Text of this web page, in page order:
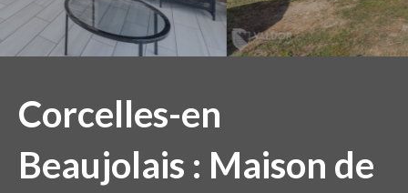
Corcelles-en
Beaujolais : Maison de